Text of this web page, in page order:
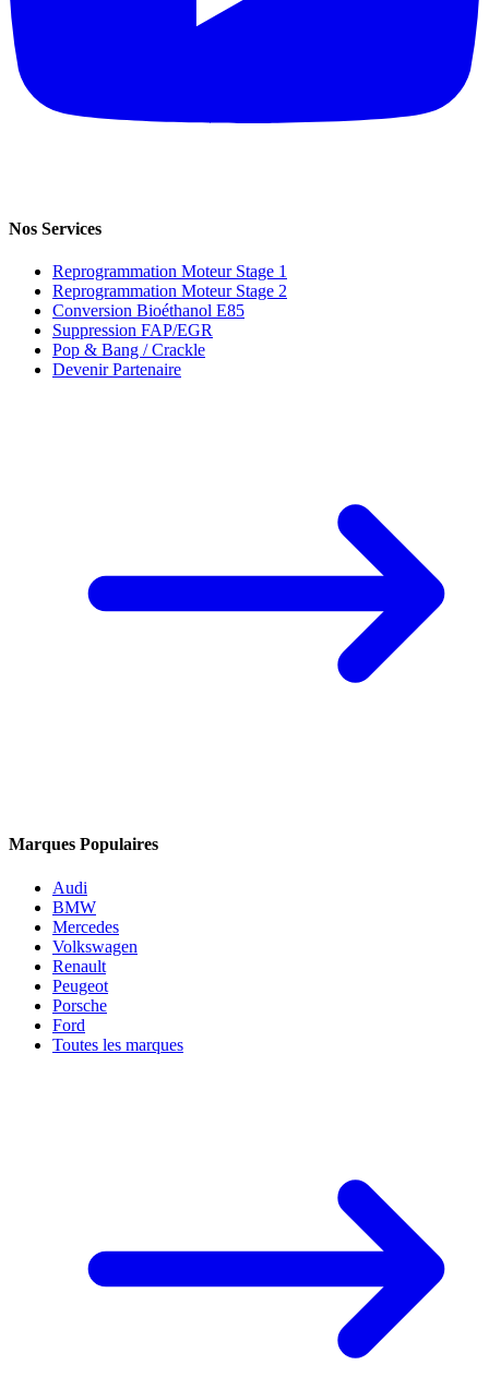
Nos Services
Reprogrammation Moteur Stage 1
Reprogrammation Moteur Stage 2
Conversion Bioéthanol E85
Suppression FAP/EGR
Pop & Bang / Crackle
Devenir Partenaire
Marques Populaires
Audi
BMW
Mercedes
Volkswagen
Renault
Peugeot
Porsche
Ford
Toutes les marques